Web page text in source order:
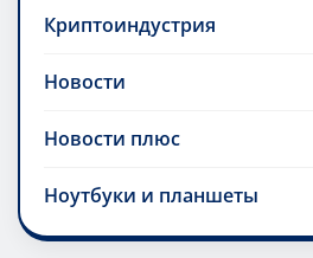
Криптоиндустрия
Новости
Новости плюс
Ноутбуки и планшеты